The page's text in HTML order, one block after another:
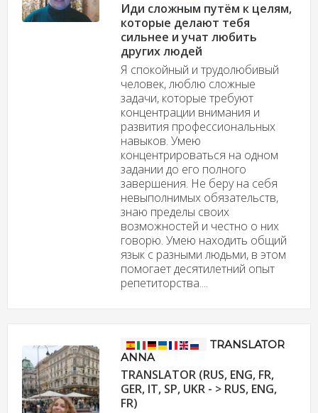
Иди сложным путём к целям,
которые делают тебя
сильнее и учат любить
других людей
Я спокойный и трудолюбивый
человек, люблю сложные
задачи, которые требуют
концентрации внимания и
развития профессиональных
навыков. Умею
концентрироваться на одном
задании до его полного
завершения. Не беру на себя
невыполнимых обязательств,
знаю пределы своих
возможностей и честно о них
говорю. Умею находить общий
язык с разными людьми, в этом
помогает десятилетний опыт
репетиторства....
TRANSLATOR
ANNA
TRANSLATOR (RUS, ENG, FR,
GER, IT, SP, UKR - > RUS, ENG,
FR)